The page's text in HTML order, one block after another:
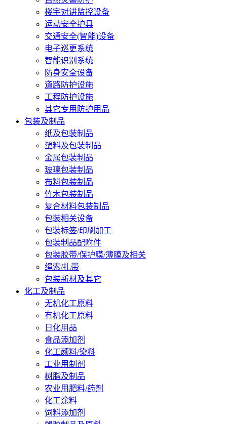
楼宇对讲监控设备
运动安全护具
交通安全(智能)设备
电子巡更系统
智能识别系统
防身安全设备
道路防护设施
工程防护设施
其它专用防护用品
包装及制品
纸及包装制品
塑料及包装制品
金属包装制品
玻璃包装制品
布料包装制品
竹木包装制品
复合材料包装制品
包装相关设备
包装标签/印刷加工
包装制品配附件
包装胶带/保护膜/薄膜及相关
绳索/扎带
包装新材及其它
化工及制品
无机化工原料
有机化工原料
日化用品
食品添加剂
化工颜料/染料
工业用制剂
树脂及制品
农业用肥料/药剂
化工涂料
饲料添加剂